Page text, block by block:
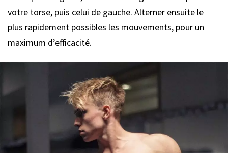
votre torse, puis celui de gauche. Alterner ensuite le
plus rapidement possibles les mouvements, pour un
maximum d’efficacité.